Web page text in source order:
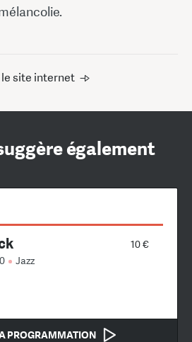
site internet
également
10 €
Jazz
PROGRAMMATION